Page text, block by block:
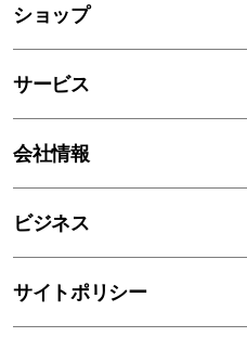
コ
ー
デ
ィ
オ
ン
ショップ
Mac
iPhone
AirPods
アクセサリ
サービス
AppleCare+
C smart Card
リユースデバイス
会社情報
C smartとは
ニュース
ビジネス
法人のお客様
サイトポリシー